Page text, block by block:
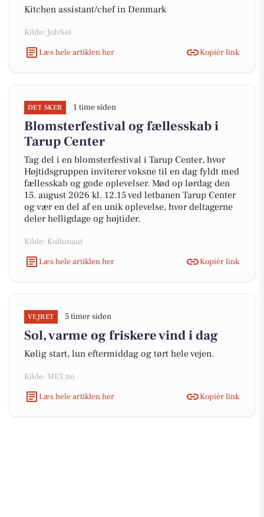
Kitchen assistant/chef in Denmark
Kilde: JobNet
Læs hele artiklen her
Kopiér link
DET SKER 1 time siden
Blomsterfestival og fællesskab i
Tarup Center
Tag del i en blomsterfestival i Tarup Center, hvor
Højtidsgruppen inviterer voksne til en dag fyldt med
fællesskab og gode oplevelser. Mød op lørdag den
15. august 2026 kl. 12.15 ved letbanen Tarup Center
og vær en del af en unik oplevelse, hvor deltagerne
deler helligdage og højtider.
Kilde: Kultunaut
Læs hele artiklen her
Kopiér link
VEJRET 5 timer siden
Sol, varme og friskere vind i dag
Kølig start, lun eftermiddag og tørt hele vejen.
Kilde: MET.no
Læs hele artiklen her
Kopiér link